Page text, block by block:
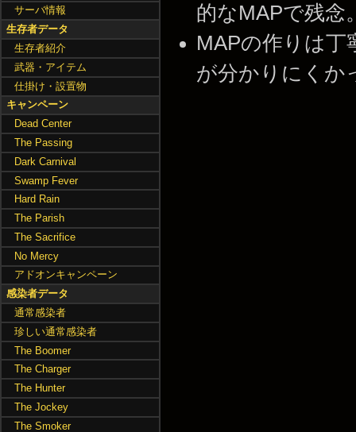
的なMAPで残念
MAPの作りは
が分かりにくか
サーバ情報
生存者データ
生存者紹介
武器・アイテム
仕掛け・設置物
キャンペーン
Dead Center
The Passing
Dark Carnival
Swamp Fever
Hard Rain
The Parish
The Sacrifice
No Mercy
アドオンキャンペーン
感染者データ
通常感染者
珍しい通常感染者
The Boomer
The Charger
The Hunter
The Jockey
The Smoker